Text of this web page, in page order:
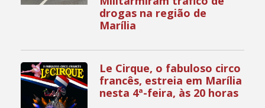
drogas na região de
Marília
Le Cirque, o fabuloso circo
francês, estreia em Marília
nesta 4ª-feira, às 20 horas